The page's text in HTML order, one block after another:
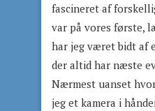
fascineret af
var på vores første,
har jeg været bidt af
der altid har næste
Nærmest uanset
jeg et kamera i